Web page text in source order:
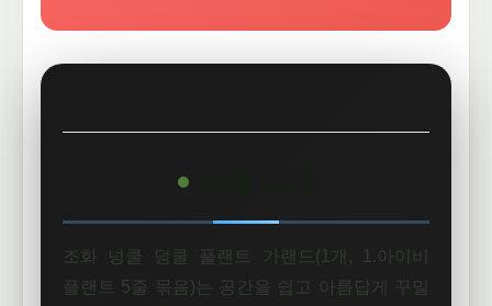
조화 넝쿨 덩쿨 플랜트 가랜드(1개, 1.아이비
플랜트 5줄 묶음)는 공간을 쉽고 아름답게 꾸밀